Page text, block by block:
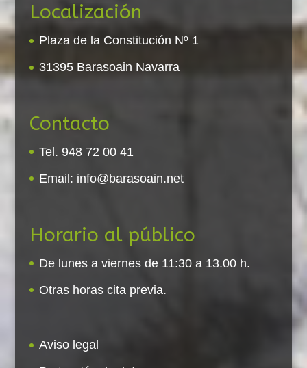
Localización
Plaza de la Constitución Nº 1
31395 Barasoain Navarra
Contacto
Tel. 948 72 00 41
Email: info@barasoain.net
Horario al público
De lunes a viernes de 11:30 a 13.00 h.
Otras horas cita previa.
Aviso legal